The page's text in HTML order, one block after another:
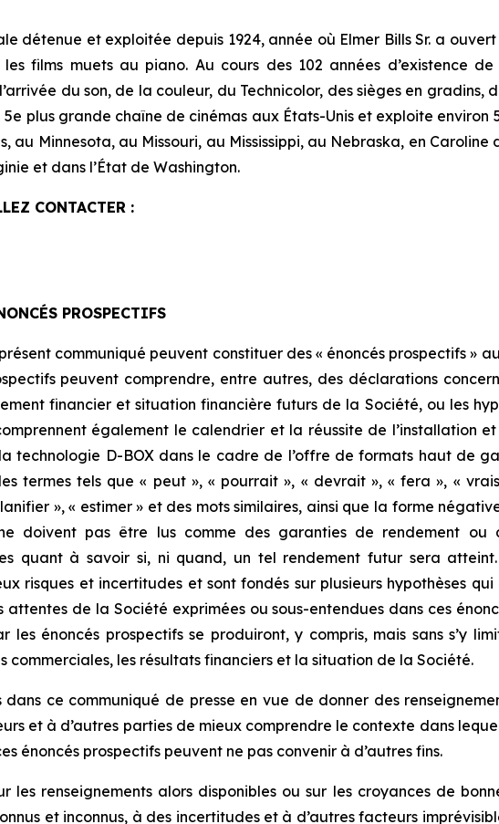
détenue et exploitée depuis 1924, année où Elmer Bills Sr. a
films muets au piano. Au cours des 102 années d’existence
du son, de la couleur, du Technicolor, des sièges en gradins,
plus grande chaîne de cinémas aux États-Unis et exploite environ
au Minnesota, au Missouri, au Mississippi, au Nebraska, en
et dans l’État de Washington.
CONTACTER :
PROSPECTIFS
communiqué peuvent constituer des « énoncés prospectifs »
peuvent comprendre, entre autres, des déclarations
financier et situation financière futurs de la Société, ou les
également le calendrier et la réussite de l’installation
technologie D-BOX dans le cadre de l’offre de formats haut de
termes tels que « peut », « pourrait », « devrait », « fera », «
», « estimer » et des mots similaires, ainsi que la forme
ne doivent pas être lus comme des garanties de rendement
quant à savoir si, ni quand, un tel rendement futur sera
risques et incertitudes et sont fondés sur plusieurs hypothèses
attentes de la Société exprimées ou sous-entendues dans ces
les énoncés prospectifs se produiront, y compris, mais sans s’y
commerciales, les résultats financiers et la situation de la Société.
dans ce communiqué de presse en vue de donner des
et à d’autres parties de mieux comprendre le contexte dans
énoncés prospectifs peuvent ne pas convenir à d’autres fins.
les renseignements alors disponibles ou sur les croyances de
et inconnus, à des incertitudes et à d’autres facteurs